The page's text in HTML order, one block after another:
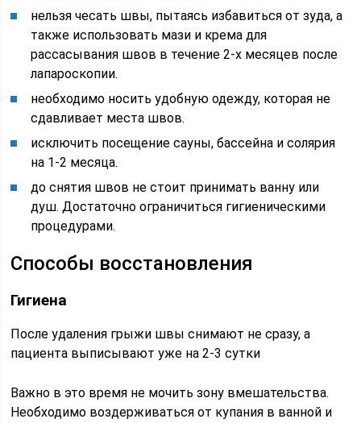
нельзя чесать швы, пытаясь избавиться от зуда, а
также использовать мази и крема для
рассасывания швов в течение 2-х месяцев после
лапароскопии.
необходимо носить удобную одежду, которая не
сдавливает места швов.
исключить посещение сауны, бассейна и солярия
на 1-2 месяца.
до снятия швов не стоит принимать ванну или
душ. Достаточно ограничиться гигиеническими
процедурами.
Способы восстановления
Гигиена
После удаления грыжи швы снимают не сразу, а
пациента выписывают уже на 2-3 сутки
Важно в это время не мочить зону вмешательства.
Необходимо воздерживаться от купания в ванной и